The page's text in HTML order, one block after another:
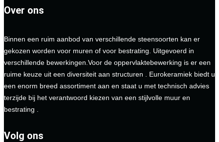
Over ons
Binnen een ruim aanbod van verschillende steensoorten kan er
gekozen worden voor muren of voor bestrating. Uitgevoerd in
verschillende bewerkingen.Voor de oppervlaktebewerking is er een
ruime keuze uit een diversiteit aan structuren . Eurokeramiek biedt u
een enorm breed assortiment aan en staat u met technisch advies
terzijde bij het verantwoord kiezen van een stijlvolle muur en
bestrating .
Volg ons